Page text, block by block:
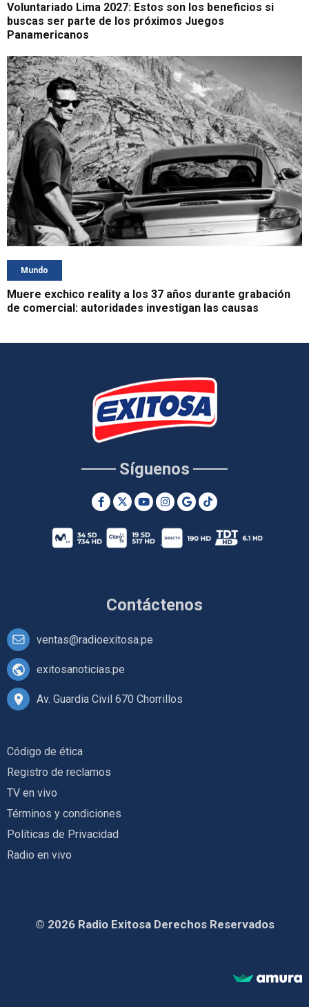
Voluntariado Lima 2027: Estos son los beneficios si
buscas ser parte de los próximos Juegos
Panamericanos
Mundo
Muere exchico reality a los 37 años durante grabación
de comercial: autoridades investigan las causas
Contáctenos
ventas@radioexitosa.pe
exitosanoticias.pe
Av. Guardia Civil 670 Chorrillos
Síguenos
Código de ética
Registro de reclamos
TV en vivo
Términos y condiciones
Políticas de Privacidad
Radio en vivo
© 2026 Radio Exitosa Derechos Reservados